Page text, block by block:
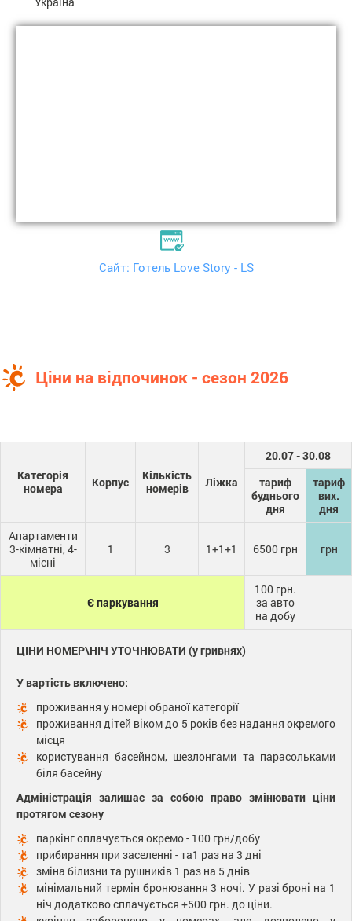
Сайт: Готель Love Story - LS
Ціни на відпочинок - сезон 2026
Категорія
номера
Корпус
Кількість
номерів
Ліжка
20.07 - 30.08
тариф
буднього
дня
тариф
вих.
дня
Апартаменти
3-кімнатні, 4-
місні
1 3 1+1+1 6500 грн грн
Є паркування
100 грн.
за авто
на добу
ЦІНИ НОМЕР\НІЧ УТОЧНЮВАТИ (у гривнях)
У вартість включено:
проживання у номері обраної категорії
проживання дітей віком до 5 років без надання окремого
місця
користування басейном, шезлонгами та парасольками
біля басейну
Адміністрація залишає за собою право змінювати ціни
протягом сезону
паркінг оплачується окремо - 100 грн/добу
прибирання при заселенні - та1 раз на 3 дні
зміна білизни та рушників 1 раз на 5 днів
мінімальний термін бронювання 3 ночі. У разі броні на 1
ніч додатково сплачується +500 грн. до ціни.